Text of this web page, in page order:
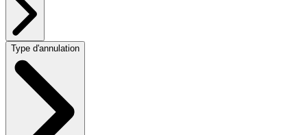
Type d'annulation